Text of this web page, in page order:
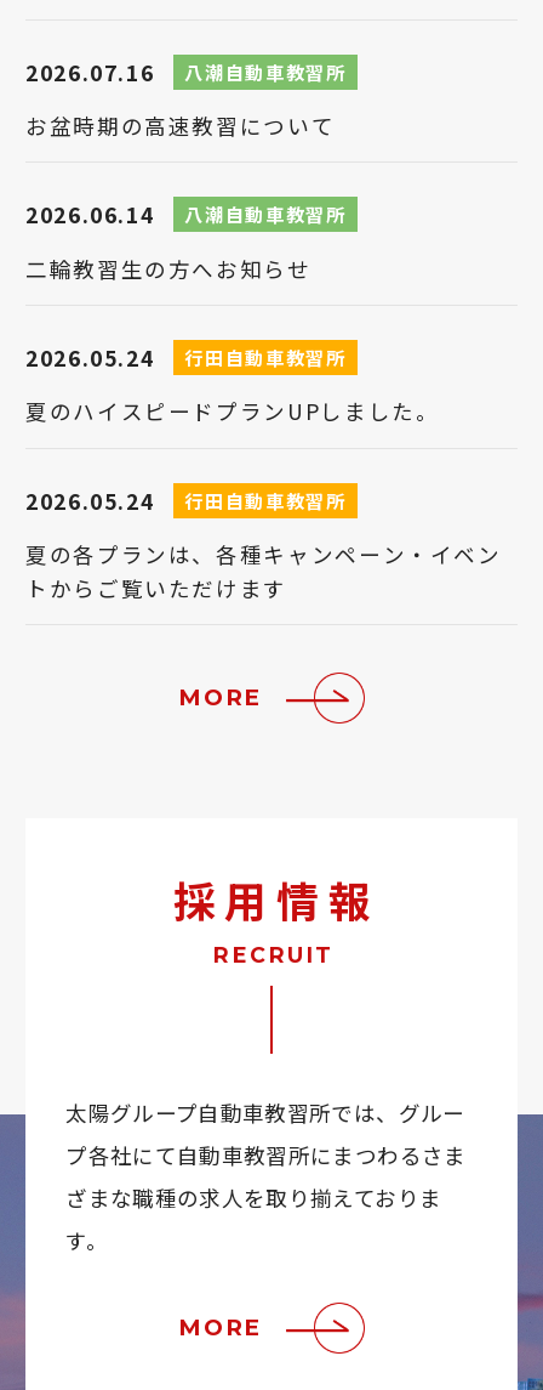
2026.07.16 八潮自動車教習所
お盆時期の高速教習について
2026.06.14 八潮自動車教習所
二輪教習生の方へお知らせ
2026.05.24 行田自動車教習所
夏のハイスピードプランUPしました。
2026.05.24 行田自動車教習所
夏の各プランは、各種キャンペーン・イベン
トからご覧いただけます
MORE
採用情報
RECRUIT
太陽グループ自動車教習所では、グルー
プ各社にて自動車教習所にまつわるさま
ざまな職種の求人を取り揃えておりま
す。
MORE